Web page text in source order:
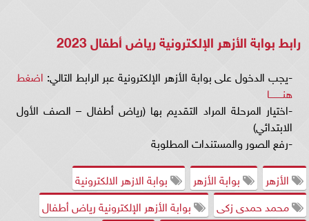
رابط بوابة الأزهر الإلكترونية رياض أطفال 2023
-يجب الدخول على بوابة الأزهر الإلكترونية عبر الرابط التالي: اضغط
هنـــــــــا
-اختيار المرحلة المراد التقديم بها (رياض أطفال – الصف الأول
الابتدائي)
-رفع الصور والمستندات المطلوبة
الأزهر
بوابة الأزهر
بوابة الازهر الالكترونية
محمد حمدى زكى
بوابة الأزهر الإلكترونية رياض أطفال